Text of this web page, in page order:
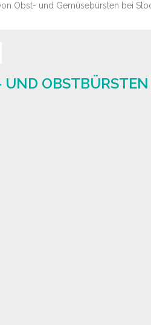
Obst- und Gemüsebürsten bei
OBSTBÜRSTEN